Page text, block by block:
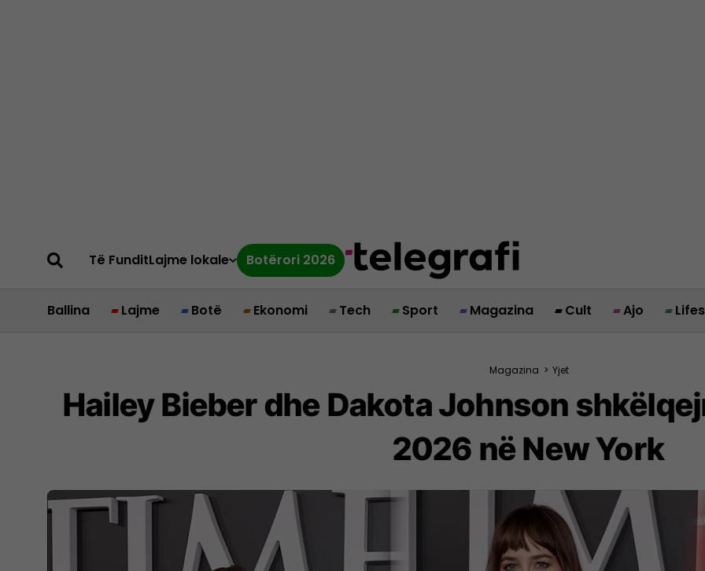
Të FunditLajme lokale Botërori 2026
Ballina Lajme Botë Ekonomi Tech Sport Magazina Cult Ajo
Magazina > Yjet
Hailey Bieber dhe Dakota Johnson
2026 në New York